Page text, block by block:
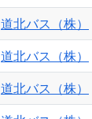
道北バス（株）
道北バス（株）
道北バス（株）